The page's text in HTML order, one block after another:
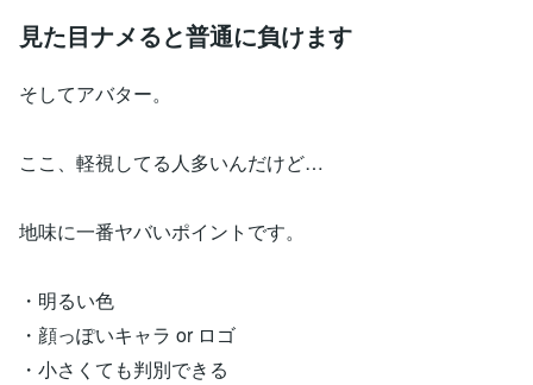
見た目ナメると普通に負けます
そしてアバター。
ここ、軽視してる人多いんだけど…
地味に一番ヤバいポイントです。
・明るい色
・顔っぽいキャラ or ロゴ
・小さくても判別できる